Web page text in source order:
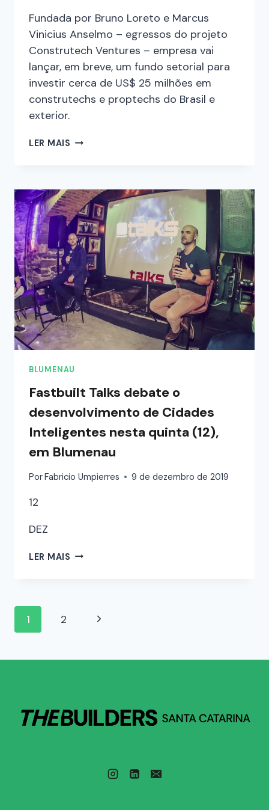
Fundada por Bruno Loreto e Marcus
Vinicius Anselmo – egressos do projeto
Construtech Ventures – empresa vai
lançar, em breve, um fundo setorial para
investir cerca de US$ 25 milhões em
construtechs e proptechs do Brasil e
exterior.
LER MAIS
BLUMENAU
Fastbuilt Talks debate o
desenvolvimento de Cidades
Inteligentes nesta quinta (12),
em Blumenau
PorFabricio Umpierres 9 de dezembro de 2019
12
DEZ
LER MAIS
1 2